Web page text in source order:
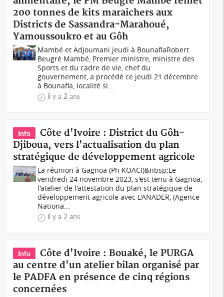
200 tonnes de kits maraichers aux
Districts de Sassandra-Marahoué,
Yamoussoukro et au Gôh
Mambé et Adjoumani jeudi à BounaflaRobert
Beugré Mambé, Premier ministre, ministre des
Sports et du cadre de vie, chef du
gouvernement, a procédé ce jeudi 21 décembre
à Bounafla, localité si...
il y a 2 ans
Info
Côte d'Ivoire : District du Gôh-
Djiboua, vers l'actualisation du plan
stratégique de développement agricole
La réunion à Gagnoa (Ph KOACI)&nbsp;Le
vendredi 24 novembre 2023, s'est tenu à Gagnoa,
l'atelier de l'attestation du plan stratégique de
développement agricole avec L'ANADER, (Agence
Nationa...
il y a 2 ans
Info
Côte d'Ivoire : Bouaké, le PURGA
au centre d'un atelier bilan organisé par
le PADFA en présence de cinq régions
concernées